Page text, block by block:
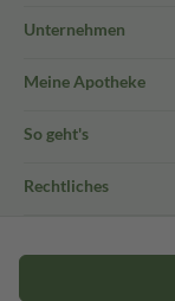
Unternehmen
Meine Apotheke
So geht's
Rechtliches